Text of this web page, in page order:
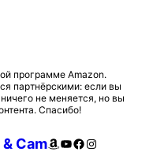
программе Amazon.
партнёрскими: если вы
не меняется, но вы
Спасибо!
CamAmazon
YouTube
Facebook
Instagram